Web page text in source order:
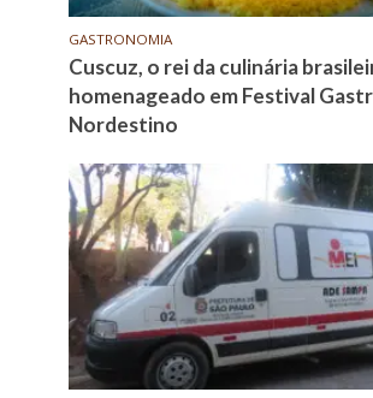
GASTRONOMIA
Cuscuz, o rei da culinária
homenageado em Festival
Nordestino